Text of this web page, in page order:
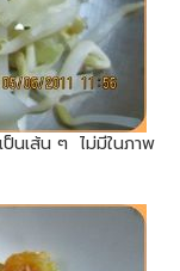
นเส้น ๆ ไม่มีในภาพ